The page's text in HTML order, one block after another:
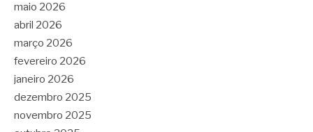
maio 2026
abril 2026
março 2026
fevereiro 2026
janeiro 2026
dezembro 2025
novembro 2025